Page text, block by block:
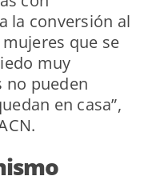
la conversión al
que se
muy
no pueden
en casa”,